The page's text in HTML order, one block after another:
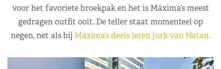
voor het favoriete broekpak en het is Máxima’s meest
gedragen outfit ooit. De teller staat momenteel op
negen, net als bij Máxima’s deels leren jurk van Natan.